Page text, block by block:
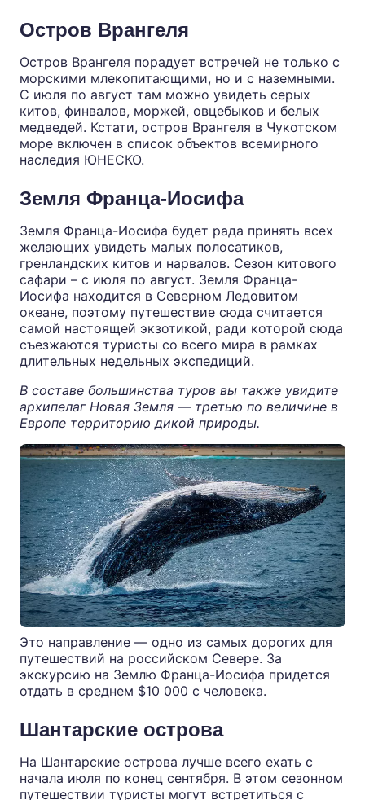
Остров Врангеля
Остров Врангеля порадует встречей не только с
морскими млекопитающими, но и с наземными.
С июля по август там можно увидеть серых
китов, финвалов, моржей, овцебыков и белых
медведей. Кстати, остров Врангеля в Чукотском
море включен в список объектов всемирного
наследия ЮНЕСКО.
Земля Франца-Иосифа
Земля Франца-Иосифа будет рада принять всех
желающих увидеть малых полосатиков,
гренландских китов и нарвалов. Сезон китового
сафари – с июля по август. Земля Франца-
Иосифа находится в Северном Ледовитом
океане, поэтому путешествие сюда считается
самой настоящей экзотикой, ради которой сюда
съезжаются туристы со всего мира в рамках
длительных недельных экспедиций.
В составе большинства туров вы также увидите
архипелаг Новая Земля — третью по величине в
Европе территорию дикой природы.
Это направление — одно из самых дорогих для
путешествий на российском Севере. За
экскурсию на Землю Франца-Иосифа придется
отдать в среднем $10 000 с человека.
Шантарские острова
На Шантарские острова лучше всего ехать с
начала июля по конец сентября. В этом сезонном
путешествии туристы могут встретиться с